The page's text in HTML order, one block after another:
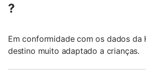
?
Em conformidade com os dados da
destino muito adaptado a crianças.